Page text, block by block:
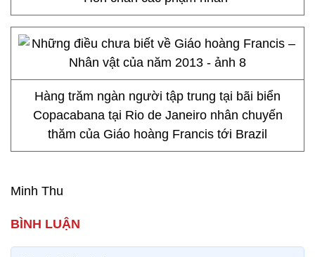
Hàng trăm ngàn người tập trung tại bãi biển
Copacabana tại Rio de Janeiro nhân chuyến
thăm của Giáo hoàng Francis tới Brazil
Minh Thu